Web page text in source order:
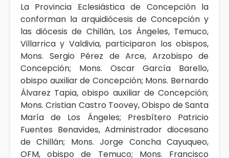
La Provincia Eclesiástica de Concepción la
conforman la arquidiócesis de Concepción y
las diócesis de Chillán, Los Ángeles, Temuco,
Villarrica y Valdivia, participaron los obispos,
Mons. Sergio Pérez de Arce, Arzobispo de
Concepción; Mons. Oscar García Barello,
obispo auxiliar de Concepción; Mons. Bernardo
Álvarez Tapia, obispo auxiliar de Concepción;
Mons. Cristian Castro Toovey, Obispo de Santa
María de Los Ángeles; Presbítero Patricio
Fuentes Benavides, Administrador diocesano
de Chillán;
Mons. Jorge Concha Cayuqueo,
OFM, obispo de Temuco; Mons. Francisco